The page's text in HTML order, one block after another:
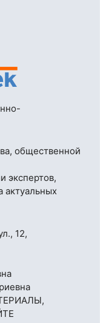
общественной
экспертов,
актуальных
12,